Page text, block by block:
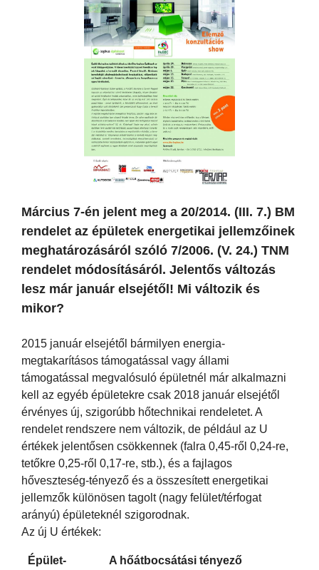
Március 7-én jelent meg a 20/2014. (III. 7.) BM
rendelet az épületek energetikai jellemzőinek
meghatározásáról szóló 7/2006. (V. 24.) TNM
rendelet módosításáról. Jelentős változás
lesz már január elsejétől! Mi változik és
mikor?
2015 január elsejétől bármilyen energia-
megtakarításos támogatással vagy állami
támogatással megvalósuló épületnél már alkalmazni
kell az egyéb épületekre csak 2018 január elsejétől
érvényes új, szigorúbb hőtechnikai rendeletet. A
rendelet rendszere nem változik, de például az U
értékek jelentősen csökkennek (falra 0,45-ről 0,24-re,
tetőkre 0,25-ről 0,17-re, stb.), és a fajlagos
hőveszteség-tényező és a összesített energetikai
jellemzők különösen tagolt (nagy felület/térfogat
arányú) épületeknél szigorodnak.
Az új U értékek:
Épület-
A hőátbocsátási tényező